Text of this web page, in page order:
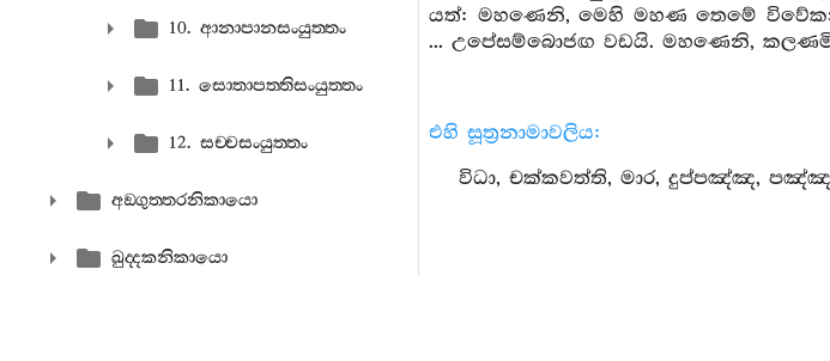
10. ආනාපානසංයුත‍්තං
11. සොතාපත‍්තිසංයුත‍්තං
12. සච‍්චසංයුත‍්තං
අඞ‍්ගුත‍්තරනිකායො
ඛුද‍්දකනිකායො
යත්: මහණෙනි, මෙහි මහණ තෙමේ
... උපේසම්බොජඟ වඩයි. මහණෙනි,
එහි සූත්‍රනාමාවලිය:
විධා, චක්කවත්ති, මාර, දුප්පඤ්ඤ,